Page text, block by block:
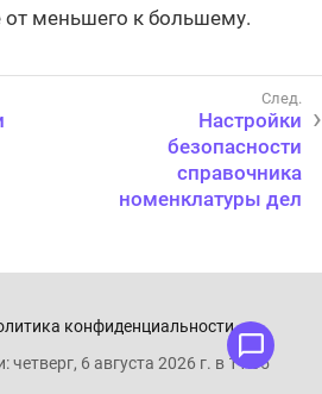
от меньшего к большему.
Настройки
безопасности
справочника
номенклатуры дел
конфиденциальности.
четверг, 6 августа 2026 г. в 11:05